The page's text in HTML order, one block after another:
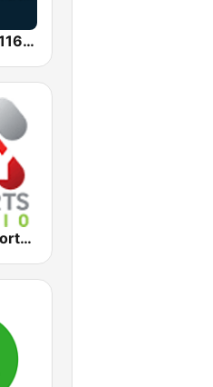
SEN Sports 1116 AM
2KY - Sky Sports Radio